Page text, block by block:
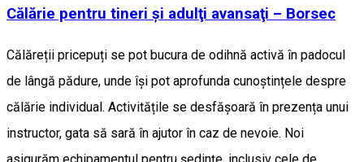
Călărie pentru tineri şi adulţi avansaţi – Borsec
Călăreții pricepuți se pot bucura de odihnă activă în padocul
de lângă pădure, unde își pot aprofunda cunoștințele despre
călărie individual. Activitățile se desfășoară în prezența unui
instructor, gata să sară în ajutor în caz de nevoie. Noi